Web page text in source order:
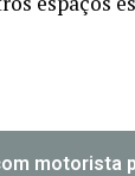
motorista